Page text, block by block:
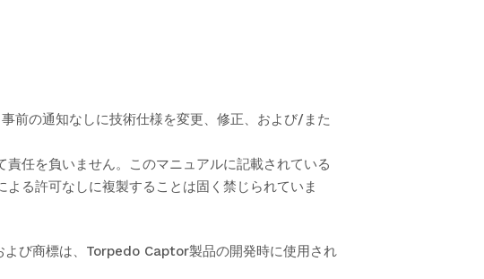
前の通知なしに技術仕様を変更、修正、および/また
任を負いません。このマニュアルに記載されている
る許可なしに複製することは固く禁じられていま
よび商標は、Torpedo Captor製品の開発時に使用され